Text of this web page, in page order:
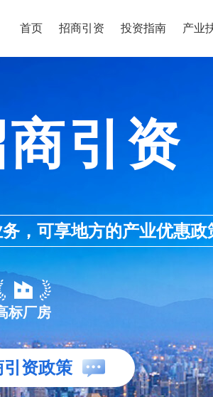
首页 招商引资 投资指南 产业
引资
，可享地方的产业优惠
标厂房
资政策